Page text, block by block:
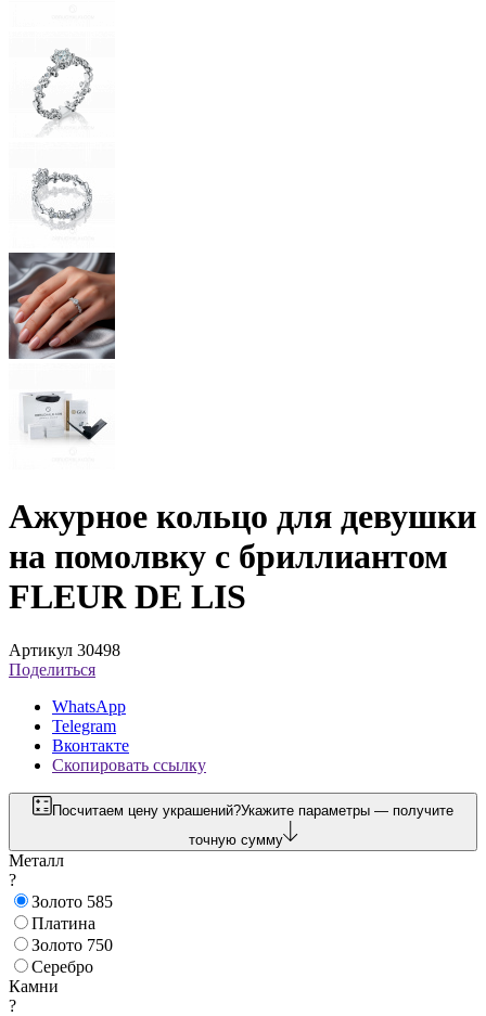
Ажурное кольцо для девушки
на помолвку с бриллиантом
FLEUR DE LIS
Артикул 30498
Поделиться
WhatsApp
Telegram
Вконтакте
Скопировать ссылку
Посчитаем цену украшений?Укажите параметры — получите
точную сумму
Металл
?
Золото 585
Платина
Золото 750
Серебро
Камни
?